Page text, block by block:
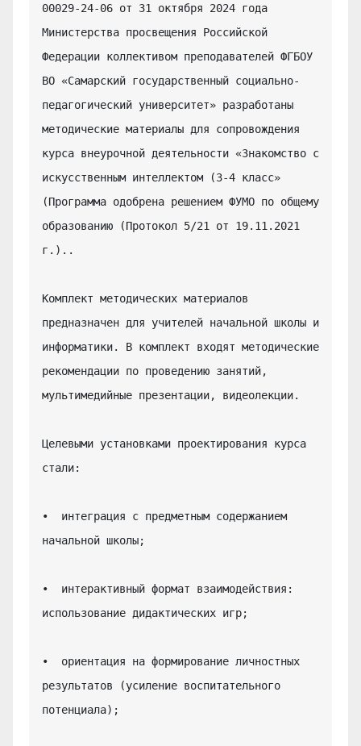
00029-24-06 от 31 октября 2024 года
Министерства просвещения Российской
Федерации коллективом преподавателей ФГБОУ
ВО «Самарский государственный социально-
педагогический университет» разработаны
методические материалы для сопровождения
курса внеурочной деятельности «Знакомство с
искусственным интеллектом (3-4 класс»
(Программа одобрена решением ФУМО по общему
образованию (Протокол 5/21 от 19.11.2021
г.)..
Комплект методических материалов
предназначен для учителей начальной школы и
информатики. В комплект входят методические
рекомендации по проведению занятий,
мультимедийные презентации, видеолекции.
Целевыми установками проектирования курса
стали:
•  интеграция с предметным содержанием
начальной школы;
•  интерактивный формат взаимодействия:
использование дидактических игр;
•  ориентация на формирование личностных
результатов (усиление воспитательного
потенциала);